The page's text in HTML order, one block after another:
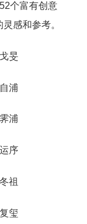
个富有创意
感和参考。
旻
浦
浦
序
祖
玺